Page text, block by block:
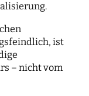
ist
– nicht vom